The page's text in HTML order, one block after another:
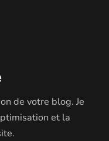
de votre blog. Je
et la